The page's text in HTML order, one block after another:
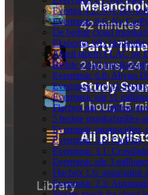
Evertag 4.2: Nye sky-
Evermusic 8.6: Ny
De bedste cloud
Eksporter Wix
Afspil tabsfri FLAC og
Bedste cloud
Evermusic 6.8: Aliyun
Evermusic Pro på
Evermusic når 11
Flacbox når 1 million
5 bedste musikafspiller-
Evermusic promovideo:
Evermusic 3.6: CarPlay,
Evermusic 3.1:
Evermusic når 3
Flacbox 1.6: automatisk
Evermusic 2.3: